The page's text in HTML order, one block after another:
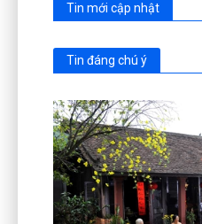
Tin mới cập nhật
Tin đáng chú ý